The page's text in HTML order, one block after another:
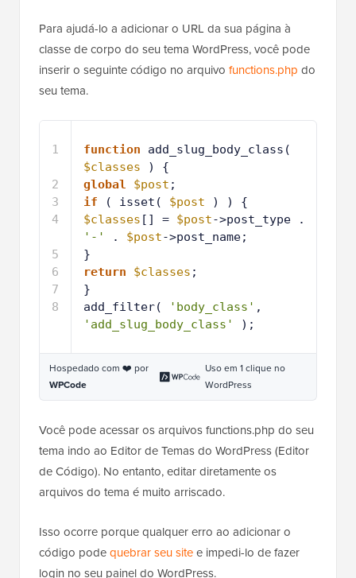
Para ajudá-lo a adicionar o URL da sua página à
classe de corpo do seu tema WordPress, você pode
inserir o seguinte código no arquivo functions.php do
seu tema.
1
2
3
4
5
6
7
8
function
$classes
) {
global
$post ;
if
( isset( $post
) ) {
$classes [] = $post
'-'
. $post->post_name;
}
return
$classes ;
}
add_filter(
'body_class'
'add_slug_body_class'
);
Hospedado com ❤️ por
WPCode
Uso em 1 clique no
WordPress
Você pode acessar os arquivos functions.php do seu
tema indo ao Editor de Temas do WordPress (Editor
de Código). No entanto, editar diretamente os
arquivos do tema é muito arriscado.
Isso ocorre porque qualquer erro ao adicionar o
código podequebrar seu sitee impedi-lo de fazer
login no seu painel do WordPress.